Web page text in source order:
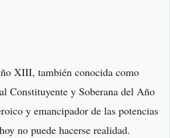
XIII, también conocida como
Constituyente y Soberana del Año
y emancipador de las potencias
no puede hacerse realidad.